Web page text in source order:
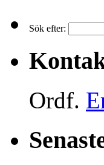
Sök efter:
Ordf.